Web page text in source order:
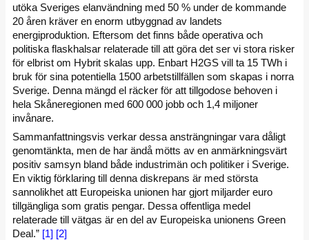
utöka Sveriges elanvändning med 50 % under de kommande
20 åren kräver en enorm utbyggnad av landets
energiproduktion. Eftersom det finns både operativa och
politiska flaskhalsar relaterade till att göra det ser vi stora risker
för elbrist om Hybrit skalas upp. Enbart H2GS vill ta 15 TWh i
bruk för sina potentiella 1500 arbetstillfällen som skapas i norra
Sverige. Denna mängd el räcker för att tillgodose behoven i
hela Skåneregionen med 600 000 jobb och 1,4 miljoner
invånare.
Sammanfattningsvis verkar dessa ansträngningar vara dåligt
genomtänkta, men de har ändå mötts av en anmärkningsvärt
positiv samsyn bland både industrimän och politiker i Sverige.
En viktig förklaring till denna diskrepans är med största
sannolikhet att Europeiska unionen har gjort miljarder euro
tillgängliga som gratis pengar. Dessa offentliga medel
relaterade till vätgas är en del av Europeiska unionens Green
Deal.” [1] [2]